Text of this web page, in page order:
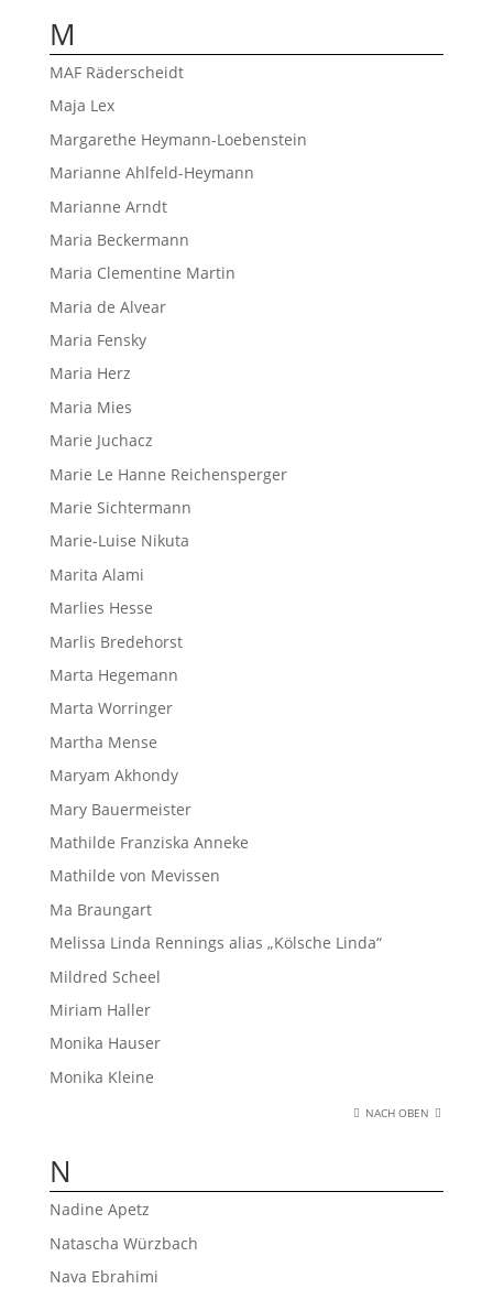
M
MAF Räderscheidt
Maja Lex
Margarethe Heymann-Loebenstein
Marianne Ahlfeld-Heymann
Marianne Arndt
Maria Beckermann
Maria Clementine Martin
Maria de Alvear
Maria Fensky
Maria Herz
Maria Mies
Marie Juchacz
Marie Le Hanne Reichensperger
Marie Sichtermann
Marie-Luise Nikuta
Marita Alami
Marlies Hesse
Marlis Bredehorst
Marta Hegemann
Marta Worringer
Martha Mense
Maryam Akhondy
Mary Bauermeister
Mathilde Franziska Anneke
Mathilde von Mevissen
Ma Braungart
Melissa Linda Rennings alias „Kölsche Linda“
Mildred Scheel
Miriam Haller
Monika Hauser
Monika Kleine
NACH OBEN
N
Nadine Apetz
Natascha Würzbach
Nava Ebrahimi